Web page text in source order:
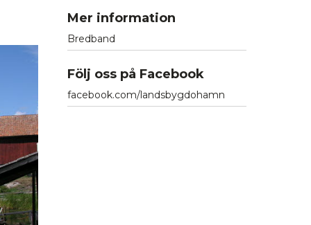
Mer information
Bredband
Följ oss på Facebook
facebook.com/landsbygdohamn